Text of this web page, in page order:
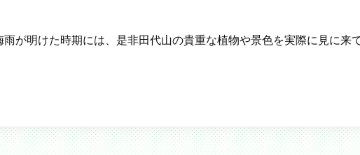
が明けた時期には、是非田代山の貴重な植物や景色を実際に見に来